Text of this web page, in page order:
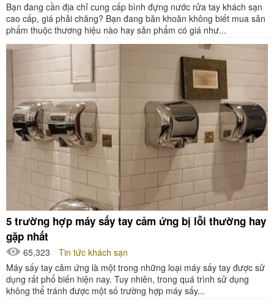
Bạn đang cần địa chỉ cung cấp bình đựng nước rửa tay khách sạn
cao cấp, giá phải chăng? Bạn đang băn khoăn không biết mua sản
phẩm thuộc thương hiệu nào hay sản phẩm có giá như...
5 trường hợp máy sấy tay cảm ứng bị lỗi thường hay
gặp nhất
65,323
Tin tức khách sạn
Máy sấy tay cảm ứng là một trong những loại máy sấy tay được sử
dụng rất phổ biến hiện nay. Tuy nhiên, trong quá trình sử dụng
không thể tránh được một số trường hợp máy sấy...